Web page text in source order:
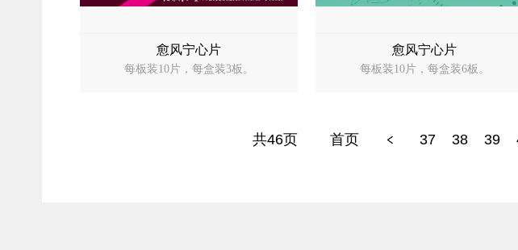
愈风宁心片
每板装10片，每盒装3板。
愈风宁心片
每板装10片，每盒装6板。
共46页 首页 37 38 39